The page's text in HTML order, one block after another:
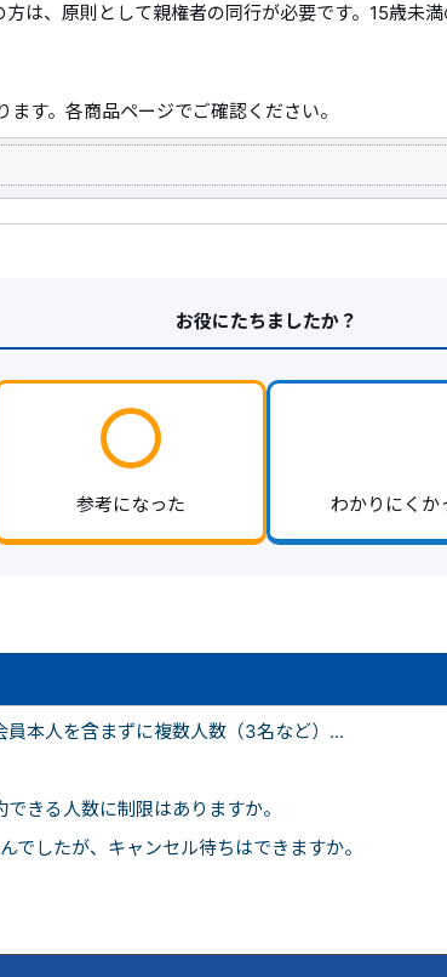
は、原則として親権者の同行が必要です。15歳未
す。各商品ページでご確認ください。
お役にたちましたか？
参考になった わかりにくか
本人を含まずに複数人数（3名など）...
きる人数に制限はありますか。
でしたが、キャンセル待ちはできますか。